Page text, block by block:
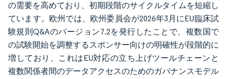
の需要を高めており、初期段階のサイクルタイムを短縮し
ています。欧州では、欧州委員会が2026年3月にEU臨床試
験規則Q&Aのバージョン7.2を発行したことで、複数国で
の試験開始を調整するスポンサー向けの明確性が段階的に
増しており、これはEU対応の立ち上げツールチェーンと
複数関係者間のデータアクセスのためのガバナンスモデル